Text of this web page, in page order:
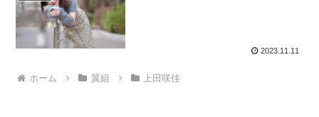
2023.11.11
ホーム 翼組 上田咲佳